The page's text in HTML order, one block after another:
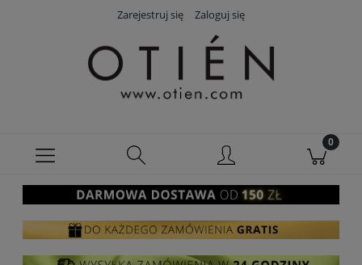
Zarejestruj się Zaloguj się